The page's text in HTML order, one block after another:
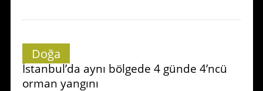
Doğa
İstanbul’da aynı bölgede 4 günde 4’ncü
orman yangını